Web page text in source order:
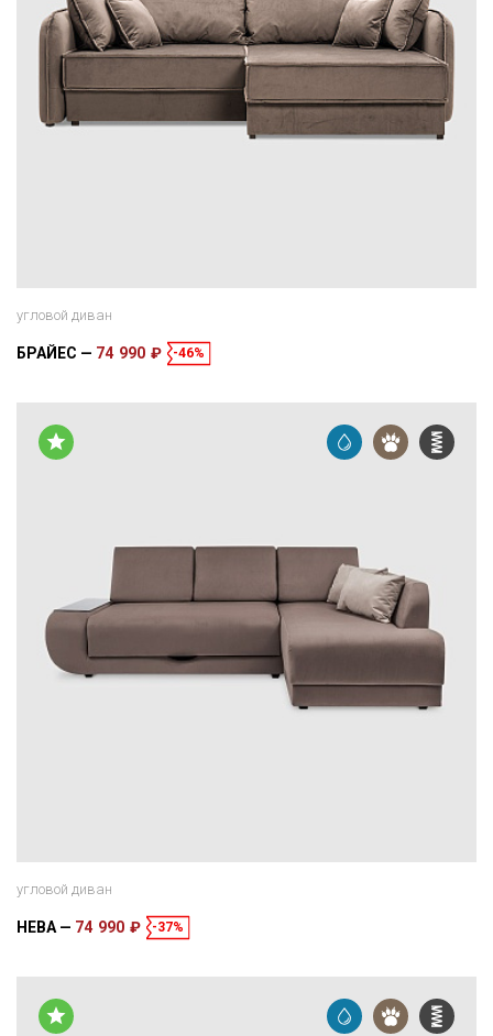
200 × 148 см
угловой диван
БРАЙЕС 74 990 ₽ -46%
200 × 145 см
угловой диван
НЕВА 74 990 ₽ -37%